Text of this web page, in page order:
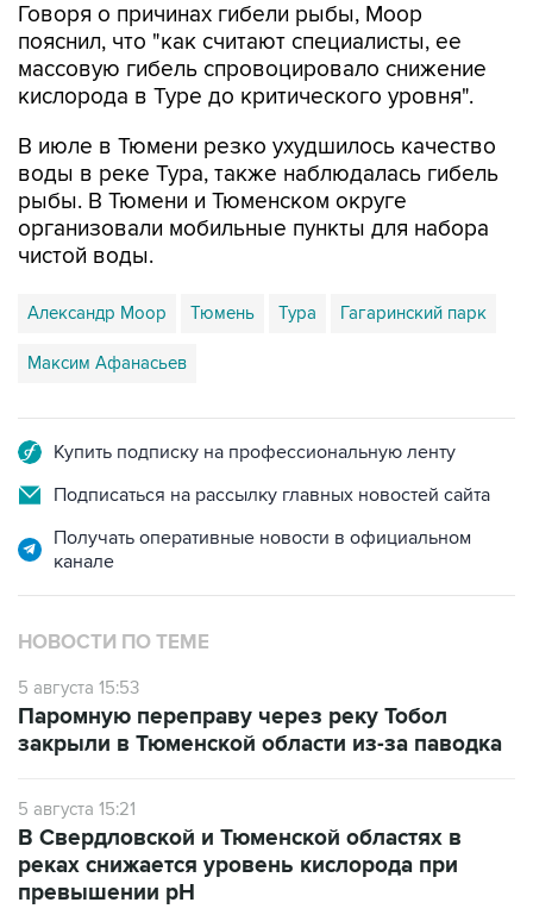
Говоря о причинах гибели рыбы, Моор
пояснил, что "как считают специалисты, ее
массовую гибель спровоцировало снижение
кислорода в Туре до критического уровня".
В июле в Тюмени резко ухудшилось качество
воды в реке Тура, также наблюдалась гибель
рыбы. В Тюмени и Тюменском округе
организовали мобильные пункты для набора
чистой воды.
Александр Моор Тюмень Тура Гагаринский парк
Максим Афанасьев
Купить подписку на профессиональную ленту
Подписаться на рассылку главных новостей сайта
Получать оперативные новости в официальном
канале
НОВОСТИ ПО ТЕМЕ
5 августа 15:53
Паромную переправу через реку Тобол
закрыли в Тюменской области из-за паводка
5 августа 15:21
В Свердловской и Тюменской областях в
реках снижается уровень кислорода при
превышении рН